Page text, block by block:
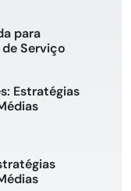
para
de Serviço
Estratégias